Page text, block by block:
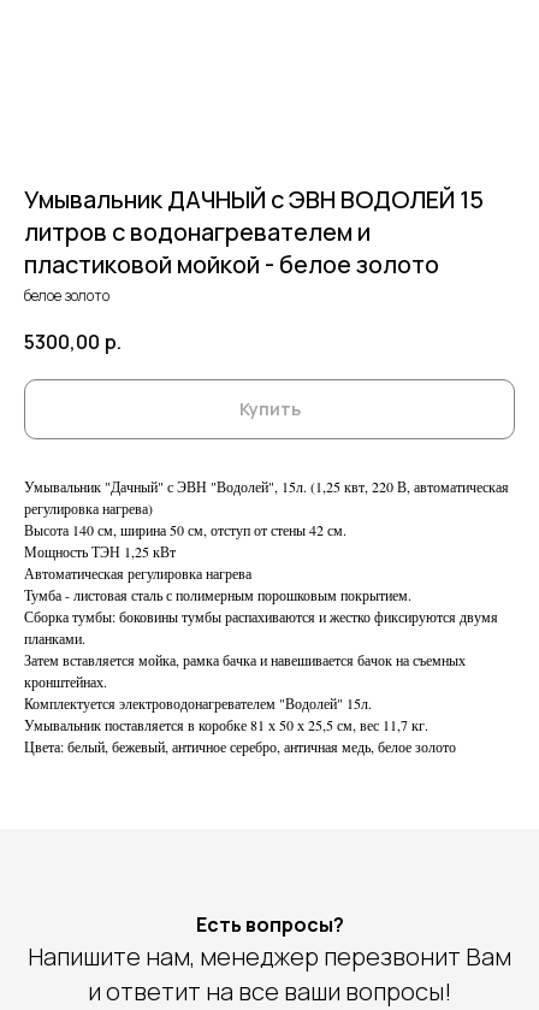
Умывальник ДАЧНЫЙ с ЭВН ВОДОЛЕЙ 15
литров с водонагревателем и
пластиковой мойкой - белое золото
белое золото
5300,00 р.
Купить
Умывальник "Дачный" с ЭВН "Водолей", 15л. (1,25 квт, 220 В, автоматическая
регулировка нагрева)
Высота 140 см, ширина 50 см, отступ от стены 42 см.
Мощность ТЭН 1,25 кВт
Автоматическая регулировка нагрева
Тумба - листовая сталь с полимерным порошковым покрытием.
Сборка тумбы: боковины тумбы распахиваются и жестко фиксируются двумя
планками.
Затем вставляется мойка, рамка бачка и навешивается бачок на съемных
кронштейнах.
Комплектуется электроводонагревателем "Водолей" 15л.
Умывальник поставляется в коробке 81 х 50 х 25,5 см, вес 11,7 кг.
Цвета: белый, бежевый, античное серебро, античная медь, белое золото
Есть вопросы?
Напишите нам, менеджер перезвонит Вам
и ответит на все ваши вопросы!